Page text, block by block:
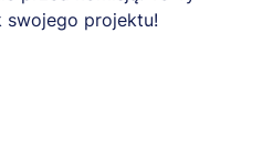
swojego projektu!